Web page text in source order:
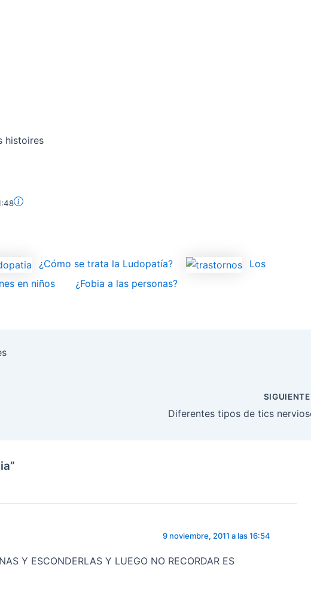
histoires
¿Cómo se trata la Ludopatía?
Los
en niños
¿Fobia a las personas?
SIGUIENTE
Diferentes tipos de tics
9 noviembre, 2011 a las 16:54
Y ESCONDERLAS Y LUEGO NO RECORDAR ES